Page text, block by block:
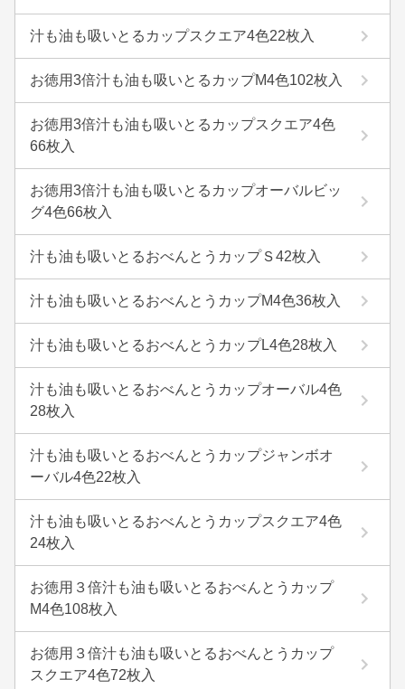
汁も油も吸いとるカップスクエア4色22枚入
お徳用3倍汁も油も吸いとるカップM4色102枚入
お徳用3倍汁も油も吸いとるカップスクエア4色
66枚入
お徳用3倍汁も油も吸いとるカップオーバルビッ
グ4色66枚入
汁も油も吸いとるおべんとうカップＳ42枚入
汁も油も吸いとるおべんとうカップM4色36枚入
汁も油も吸いとるおべんとうカップL4色28枚入
汁も油も吸いとるおべんとうカップオーバル4色
28枚入
汁も油も吸いとるおべんとうカップジャンボオ
ーバル4色22枚入
汁も油も吸いとるおべんとうカップスクエア4色
24枚入
お徳用３倍汁も油も吸いとるおべんとうカップ
M4色108枚入
お徳用３倍汁も油も吸いとるおべんとうカップ
スクエア4色72枚入